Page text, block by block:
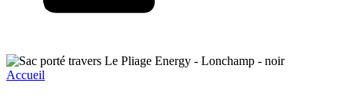
Accueil